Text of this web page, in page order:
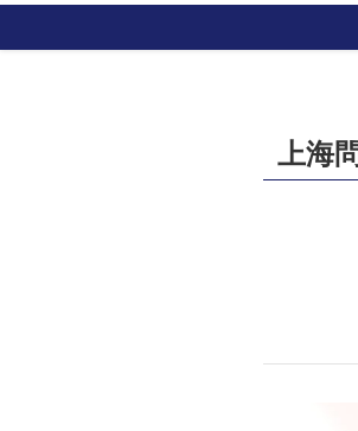
上海